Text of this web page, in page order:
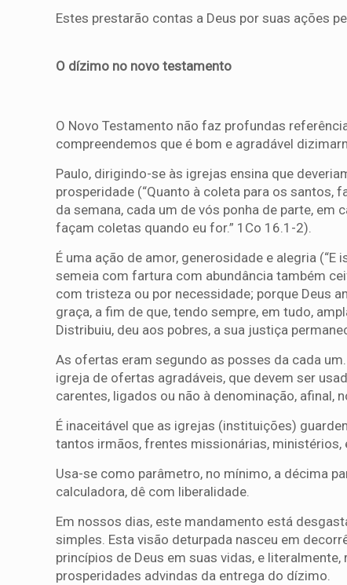
Estes prestarão contas a Deus por suas ações
O dízimo no novo testamento
O Novo Testamento não faz profundas
compreendemos que é bom e agradável
Paulo, dirigindo-se às igrejas ensina que
prosperidade (“Quanto à coleta para os santos,
da semana, cada um de vós ponha de parte, em
façam coletas quando eu for.” 1Co 16.1-2).
É uma ação de amor, generosidade e alegria
semeia com fartura com abundância também
com tristeza ou por necessidade; porque Deus
graça, a fim de que, tendo sempre, em tudo,
Distribuiu, deu aos pobres, a sua justiça
As ofertas eram segundo as posses da cada
igreja de ofertas agradáveis, que devem ser
carentes, ligados ou não à denominação, afinal,
É inaceitável que as igrejas (instituições)
tantos irmãos, frentes missionárias,
Usa-se como parâmetro, no mínimo, a décima
calculadora, dê com liberalidade.
Em nossos dias, este mandamento está
simples. Esta visão deturpada nasceu em
princípios de Deus em suas vidas, e
prosperidades advindas da entrega do dízimo.